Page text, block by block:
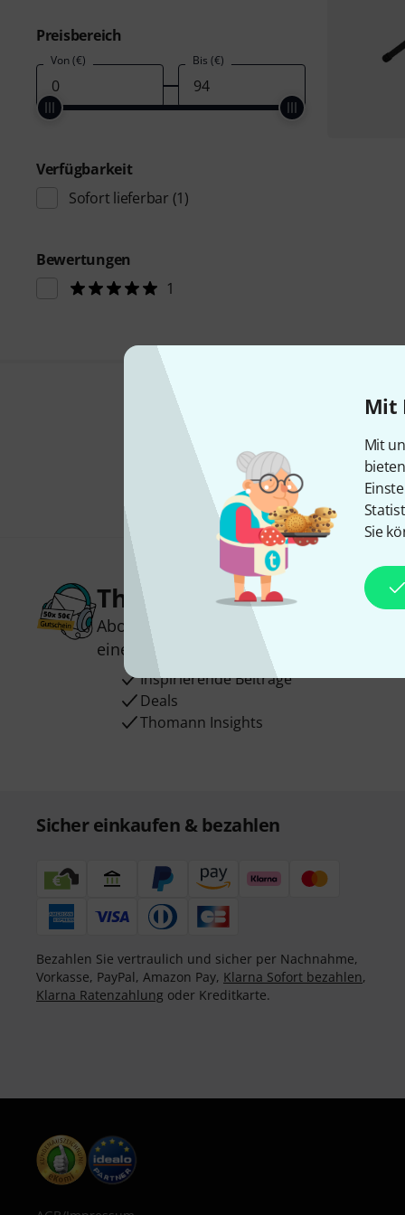
Mit
Mit
Sie
Preisbereich
Von (€) Bis (€)
Verfügbarkeit
Sofort lieferbar (1)
Bewertungen
1
Thomann Newsletter
Abonniere den Thomann Newsletter
einen von
50 Gutscheinen
Inspirierende Beiträge
Deals
Thomann Insights
Sicher einkaufen & bezahlen
Bezahlen Sie vertraulich und sicher per Nachnahme,
Vorkasse, PayPal, Amazon Pay, Klarna Sofort bezahlen,
Klarna Ratenzahlung oder Kreditkarte.